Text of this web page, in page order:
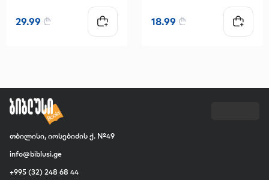
29.99 ₾ 18.99 ₾
თბილისი, იოსებიძის ქ. №49
info@biblusi.ge
+995 (32) 248 68 44